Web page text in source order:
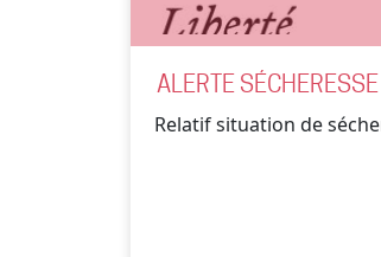
ALERTE
Relatif situation de